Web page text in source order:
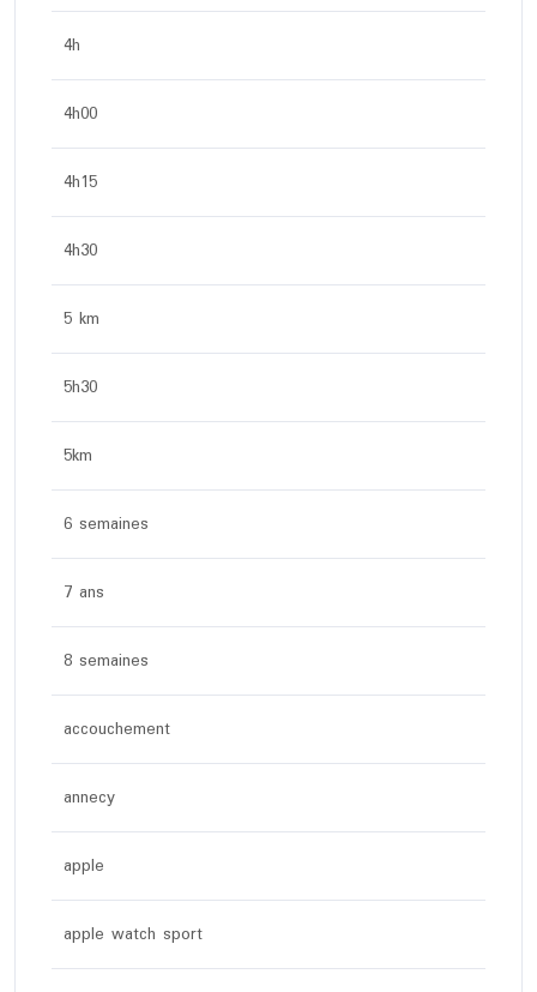
4h
4h00
4h15
4h30
5 km
5h30
5km
6 semaines
7 ans
8 semaines
accouchement
annecy
apple
apple watch sport